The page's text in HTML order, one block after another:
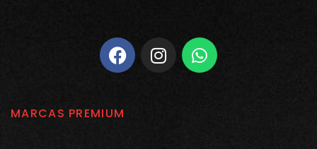
MARCAS PREMIUM